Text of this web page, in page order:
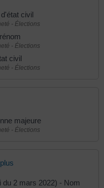
civil
- Élections
- Élections
civil
- Élections
majeure
- Élections
du 2 mars 2022) - Nom